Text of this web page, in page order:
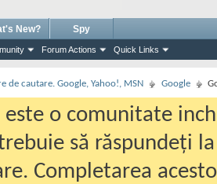
Forum Actions Quick Links
New? Spy
de cautare. Google, Yahoo!, MSN Google
este o comunitate
să răspundeți
Completarea